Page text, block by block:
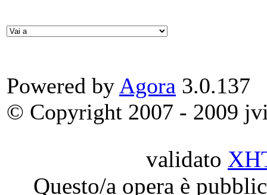
Powered by Agora 3.0.137
© Copyright 2007 - 2009
validato
Questo/a opera è